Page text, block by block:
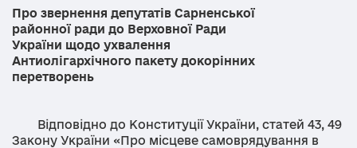
Про звернення депутатів Сарненської
районної ради до Верховної Ради
України щодо ухвалення
Антиолігархічного пакету докорінних
перетворень
Відповідно до Конституції України, статей 43, 49
Закону України «Про місцеве самоврядування в